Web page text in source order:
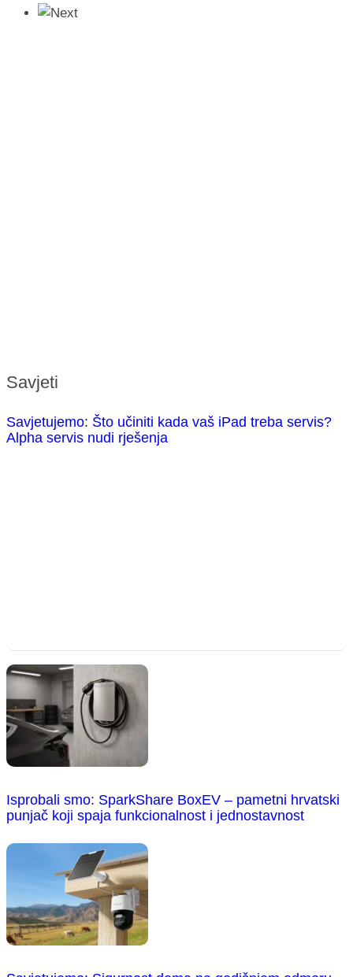
Savjeti
Savjetujemo: Što učiniti kada vaš iPad treba servis?
Alpha servis nudi rješenja
Isprobali smo: SparkShare BoxEV – pametni hrvatski
punjač koji spaja funkcionalnost i jednostavnost